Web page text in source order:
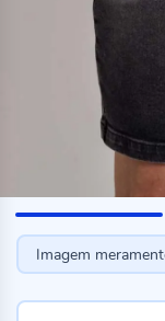
Imagem